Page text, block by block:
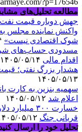
مطالعه تحلیل‌های
جهش دوباره قیمت نفت؛ برنت به
واکنش نماینده مجلس
شوک اقتصادی نیست»
مسدودی حساب‌های
اقدام مالی
هشدار بزرگ نفتی؛ قیمت
۱۴۰۵/۰۵/۱۳
سهمیه بنزین به کارت
اعلام شد
خسارت ۳۰۰
قربانی جنگ
تحلیل خود را ارسال